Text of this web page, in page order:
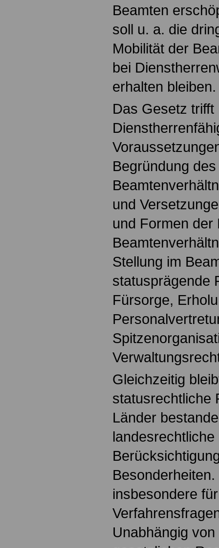
Beamten
soll u. a. die
Mobilität der
bei
erhalten bleiben.
Das Gesetz
Begründung des
und
und Formen der
Stellung im
statusprägende
Fürsorge,
Gleichzeitig
statusrechtliche
Länder
insbesondere
Unabhängig